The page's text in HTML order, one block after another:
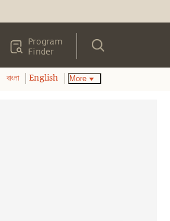
Program
Finder
বাংলা English More